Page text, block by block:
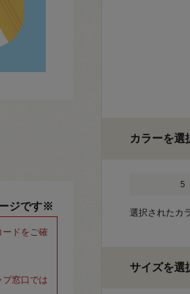
ジです※
ードをご確
窓口では
カラーを選
5
選択されたカ
サイズを選